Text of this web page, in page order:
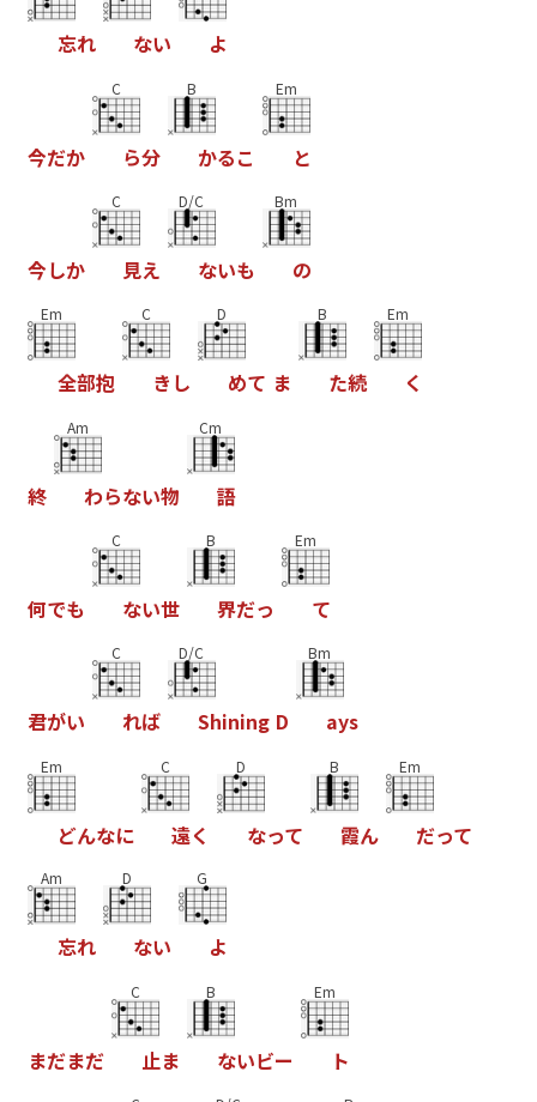
忘れ ない よ
今だか
C
ら分
B
かるこ
Em
と
今しか
C
見え
D/C
ないも
Bm
の
Em
全部抱
C
き し
D
めて ま
B
た続
Em
く
終
Am
わらない物
Cm
語
何でも
C
ない世
B
界だっ
Em
て
君がい
C
れば
D/C
Shining D
Bm
ays
Em
どんなに
C
遠く
D
なって
B
霞ん
Em
だって
Am
忘れ
D
ない
G
よ
まだまだ
C
止ま
B
ないビー
Em
ト